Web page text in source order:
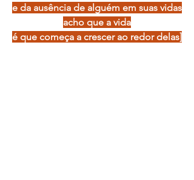
e da ausência de alguém em suas vidas
acho que a vida
é que começa a crescer ao redor delas]